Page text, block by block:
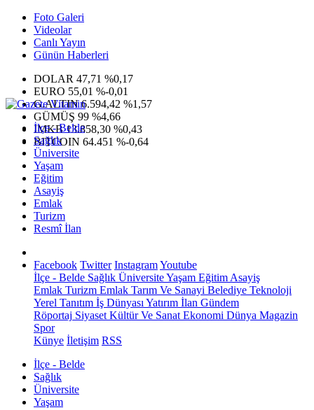
Foto Galeri
Videolar
Canlı Yayın
Günün Haberleri
DOLAR 47,71 %0,17
EURO 55,01 %-0,01
G.ALTIN6.594,42 %1,57
GÜMÜŞ 99 %4,66
IMKB13.858,30 %0,43
BITCOIN 64.451 %-0,64
İlçe - Belde
Sağlık
Üniversite
Yaşam
Eğitim
Asayiş
Emlak
Turizm
Resmî İlan
Facebook Twitter InstagramYoutube
İlçe - Belde Sağlık ÜniversiteYaşam Eğitim Asayiş
Emlak Turizm Emlak Tarım Ve Sanayi Belediye Teknoloji
Yerel Tanıtım İş Dünyası Yatırım İlan Gündem
Röportaj Siyaset Kültür Ve Sanat Ekonomi Dünya Magazin
Spor
Künye İletişim RSS
İlçe - Belde
Sağlık
Üniversite
Yaşam